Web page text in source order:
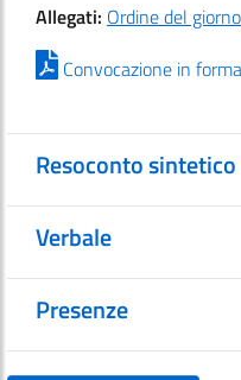
Allegati: Ordine del giorno
Convocazione in
Resoconto sintetico
Verbale
Presenze